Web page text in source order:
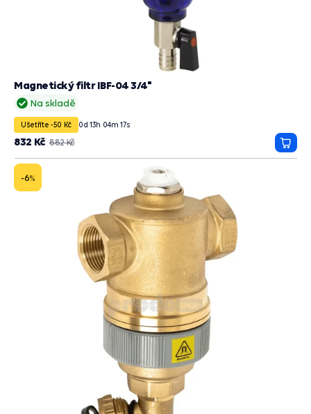
Na skladě
Magnetický filtr IBF-04 3/4"
Ušetříte -50 Kč 0d 13h 04m 15s
882 Kč
832 Kč
do
-6%